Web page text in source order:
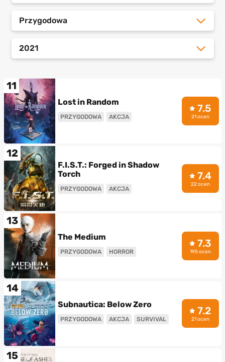
Przygodowa
2021
11
Lost in Random
PRZYGODOWA AKCJA
7.5
21 ocen
12
F.I.S.T.: Forged in Shadow
Torch
PRZYGODOWA AKCJA
7.4
22 ocen
13
The Medium
PRZYGODOWA HORROR
7.3
195 ocen
14
Subnautica: Below Zero
PRZYGODOWA AKCJA SURVIVAL
7.2
21 ocen
15